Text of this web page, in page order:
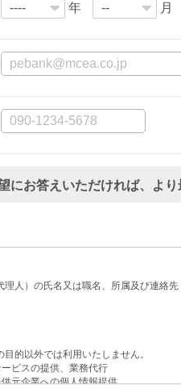
年 月
にお答えいただければ、よ
人）の氏名又は職名、所属及び連絡先
的以外では利用いたしません。
ビスの提供、業務代行
元企業への個人情報提供